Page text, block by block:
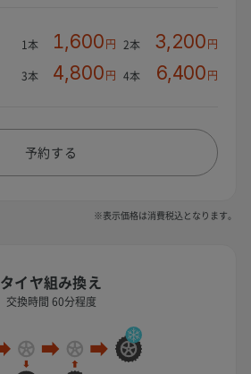
1本 1,600円 2本 3,200円
3本 4,800円 4本 6,400円
予約する
※表示価格は消費税込となります。
タイヤ組み換え
交換時間 60分程度